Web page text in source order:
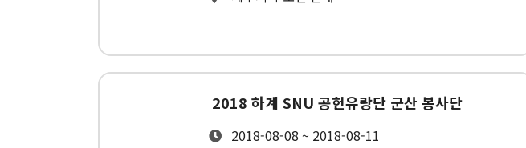
2018 하계 SNU 공헌유랑단 군산 봉사단
2018-08-08 ~ 2018-08-11